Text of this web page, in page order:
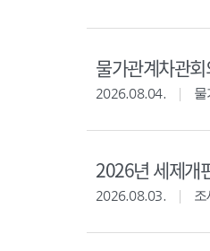
물가관계차관
2026.08.04. 물
2026년 세제개
2026.08.03. 조